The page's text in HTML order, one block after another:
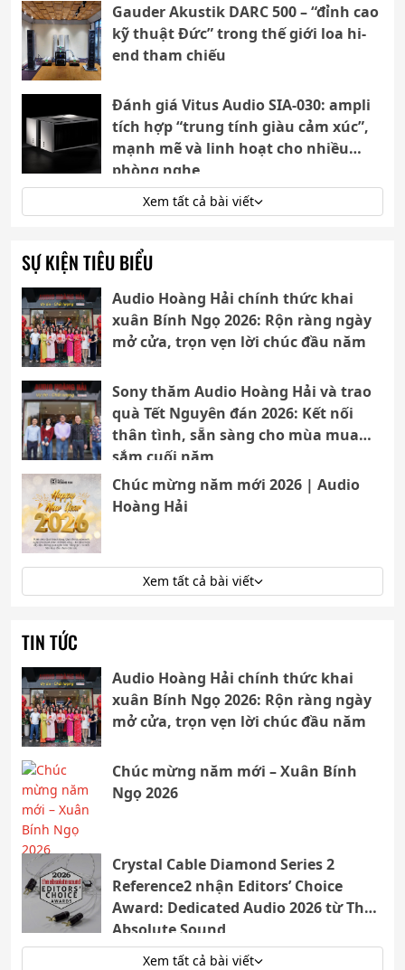
Gauder Akustik DARC 500 – “đỉnh cao
kỹ thuật Đức” trong thế giới loa hi-
end tham chiếu
Đánh giá Vitus Audio SIA-030: ampli
tích hợp “trung tính giàu cảm xúc”,
mạnh mẽ và linh hoạt cho nhiều
phòng nghe
Xem tất cả bài viết
SỰ KIỆN TIÊU BIỂU
Audio Hoàng Hải chính thức khai
xuân Bính Ngọ 2026: Rộn ràng ngày
mở cửa, trọn vẹn lời chúc đầu năm
Sony thăm Audio Hoàng Hải và trao
quà Tết Nguyên đán 2026: Kết nối
thân tình, sẵn sàng cho mùa mua
sắm cuối năm
Chúc mừng năm mới 2026 | Audio
Hoàng Hải
Xem tất cả bài viết
TIN TỨC
Audio Hoàng Hải chính thức khai
xuân Bính Ngọ 2026: Rộn ràng ngày
mở cửa, trọn vẹn lời chúc đầu năm
Chúc mừng năm mới – Xuân Bính
Ngọ 2026
Crystal Cable Diamond Series 2
Reference2 nhận Editors’ Choice
Award: Dedicated Audio 2026 từ The
Absolute Sound
Xem tất cả bài viết